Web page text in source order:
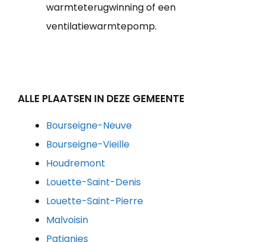
warmteterugwinning of een
ventilatiewarmtepomp.
ALLE PLAATSEN IN DEZE GEMEENTE
Bourseigne-Neuve
Bourseigne-Vieille
Houdremont
Louette-Saint-Denis
Louette-Saint-Pierre
Malvoisin
Patignies